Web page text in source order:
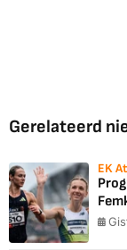
Gerelateerd
EK